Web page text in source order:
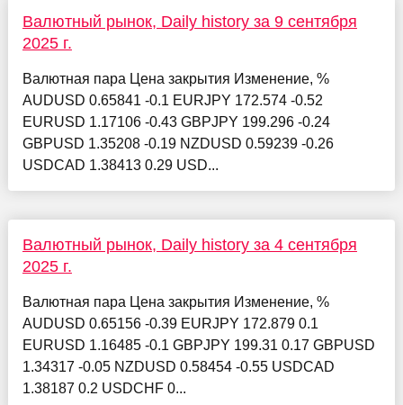
Валютный рынок, Daily history за 9 сентября
2025 г.
Валютная пара Цена закрытия Изменение, %
AUDUSD 0.65841 -0.1 EURJPY 172.574 -0.52
EURUSD 1.17106 -0.43 GBPJPY 199.296 -0.24
GBPUSD 1.35208 -0.19 NZDUSD 0.59239 -0.26
USDCAD 1.38413 0.29 USD...
Валютный рынок, Daily history за 4 сентября
2025 г.
Валютная пара Цена закрытия Изменение, %
AUDUSD 0.65156 -0.39 EURJPY 172.879 0.1
EURUSD 1.16485 -0.1 GBPJPY 199.31 0.17 GBPUSD
1.34317 -0.05 NZDUSD 0.58454 -0.55 USDCAD
1.38187 0.2 USDCHF 0...